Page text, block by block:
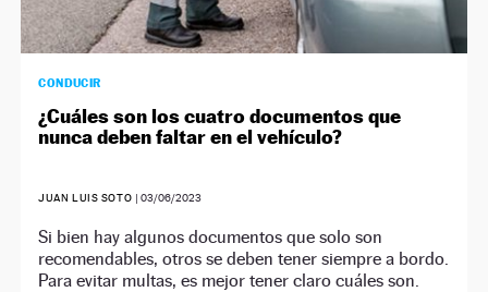
CONDUCIR
¿Cuáles son los cuatro documentos que
nunca deben faltar en el vehículo?
JUAN LUIS SOTO | 03/06/2023
Si bien hay algunos documentos que solo son
recomendables, otros se deben tener siempre a bordo.
Para evitar multas, es mejor tener claro cuáles son.